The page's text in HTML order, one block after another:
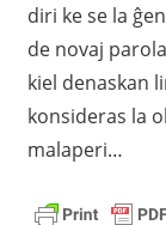
diri ke se la
de novaj
kiel denaskan
konsideras la
malaperi…